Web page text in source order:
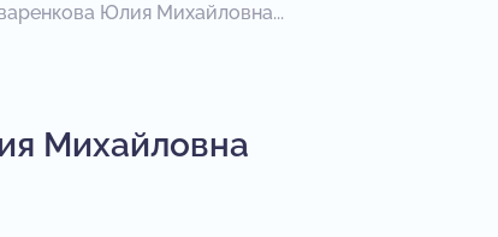
Юлия Михайловна...
Михайловна